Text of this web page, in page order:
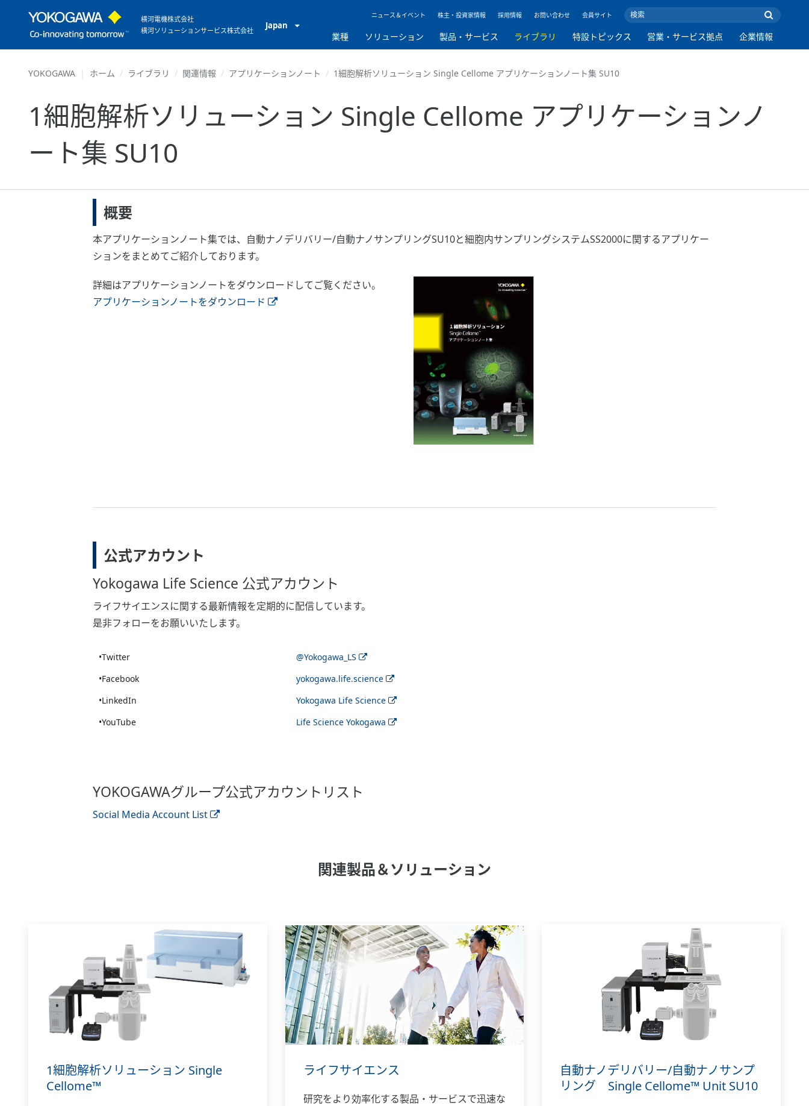
横河電機株式会社
横河ソリューションサービス株式会社
Japan
ニュース＆イベント 株主・投資家情報 採用情報 お問い合わせ 会員サイト
業種 ソリューション 製品・サービス ライブラリ 特設トピックス 営業・サービス拠点 企業情報
YOKOGAWA ホーム ライブラリ 関連情報 アプリケーションノート 1細胞解析ソリューション Single Cellome アプリケーションノート集 SU10
1細胞解析ソリューション Single Cellome アプリケーションノ
ート集 SU10
概要
本アプリケーションノート集では、自動ナノデリバリー/自動ナノサンプリングSU10と細胞内サンプリングシステムSS2000に関するアプリケー
ションをまとめてご紹介しております。
詳細はアプリケーションノートをダウンロードしてご覧ください。
アプリケーションノートをダウンロード
公式アカウント
Yokogawa Life Science 公式アカウント
ライフサイエンスに関する最新情報を定期的に配信しています。
是非フォローをお願いいたします。
•Twitter
@Yokogawa_LS
•Facebook
yokogawa.life.science
•LinkedIn
Yokogawa Life Science
•YouTube
Life Science Yokogawa
YOKOGAWAグループ公式アカウントリスト
Social Media Account List
関連製品＆ソリューション
1細胞解析ソリューション Single
Cellome™
ライフサイエンス
研究をより効率化する製品・サービスで迅速な
自動ナノデリバリー/自動ナノサンプ
リング Single Cellome™ Unit SU10